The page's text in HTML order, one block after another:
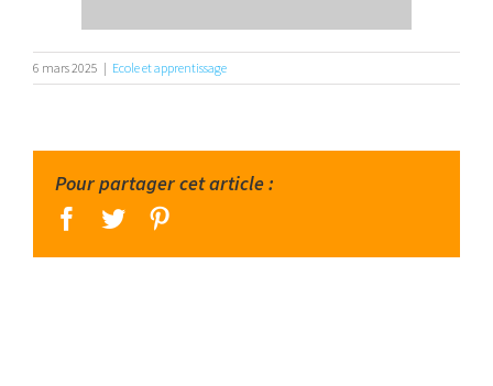
6 mars 2025 | Ecole et apprentissage
Pour partager cet article :
facebook
twitter